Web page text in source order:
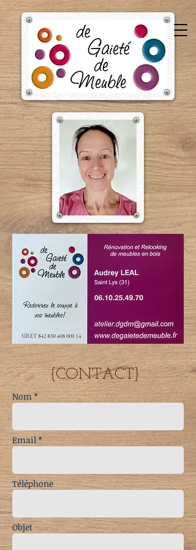
{CONTACT}
Nom *
Email *
Téléphone
Objet